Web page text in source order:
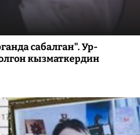
сабалган". Ур-
кызматкердин